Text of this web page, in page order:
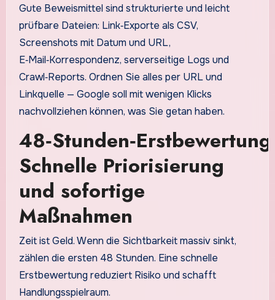
Gute Beweismittel sind strukturierte und leicht
prüfbare Dateien: Link‑Exporte als CSV,
Screenshots mit Datum und URL,
E‑Mail‑Korrespondenz, serverseitige Logs und
Crawl‑Reports. Ordnen Sie alles per URL und
Linkquelle — Google soll mit wenigen Klicks
nachvollziehen können, was Sie getan haben.
Schnelle Priorisierung
und sofortige
Maßnahmen
Zeit ist Geld. Wenn die Sichtbarkeit massiv sinkt,
zählen die ersten 48 Stunden. Eine schnelle
Erstbewertung reduziert Risiko und schafft
Handlungsspielraum.